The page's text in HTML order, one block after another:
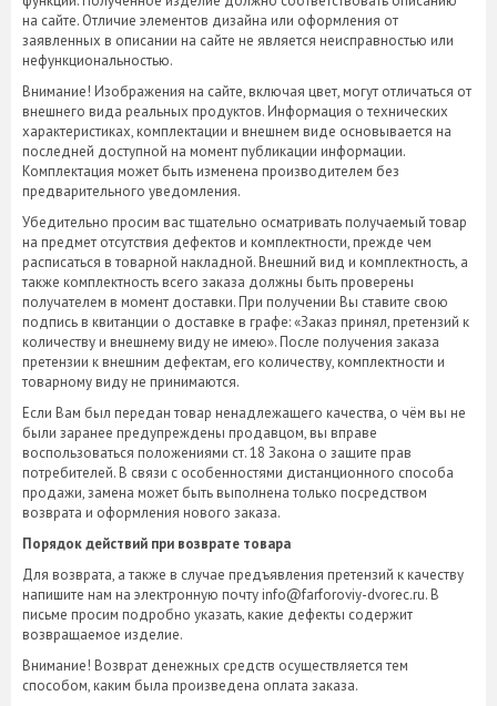
на сайте. Отличие элементов дизайна или оформления от
заявленных в описании на сайте не является неисправностью или
нефункциональностью.
Внимание! Изображения на сайте, включая цвет, могут отличаться от
внешнего вида реальных продуктов. Информация о технических
характеристиках, комплектации и внешнем виде основывается на
последней доступной на момент публикации информации.
Комплектация может быть изменена производителем без
предварительного уведомления.
Убедительно просим вас тщательно осматривать получаемый товар
на предмет отсутствия дефектов и комплектности, прежде чем
расписаться в товарной накладной. Внешний вид и комплектность, а
также комплектность всего заказа должны быть проверены
получателем в момент доставки. При получении Вы ставите свою
подпись в квитанции о доставке в графе: «Заказ принял, претензий к
количеству и внешнему виду не имею». После получения заказа
претензии к внешним дефектам, его количеству, комплектности и
товарному виду не принимаются.
Если Вам был передан товар ненадлежащего качества, о чём вы не
были заранее предупреждены продавцом, вы вправе
воспользоваться положениями ст. 18 Закона о защите прав
потребителей. В связи с особенностями дистанционного способа
продажи, замена может быть выполнена только посредством
возврата и оформления нового заказа.
Порядок действий при возврате товара
Для возврата, а также в случае предъявления претензий к качеству
напишите нам на электронную почту info@farforoviy-dvorec.ru. В
письме просим подробно указать, какие дефекты содержит
возвращаемое изделие.
Внимание! Возврат денежных средств осуществляется тем
способом, каким была произведена оплата заказа.